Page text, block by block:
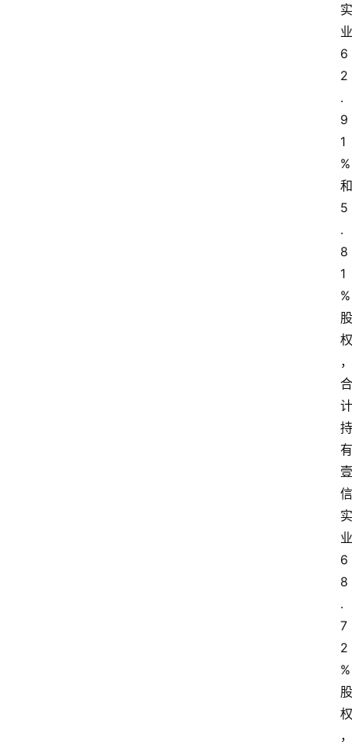
实
业
6
2
.
9
1
%
和
5
.
8
1
%
股
权
，
合
计
持
有
壹
信
实
业
6
8
.
7
2
%
股
权
，